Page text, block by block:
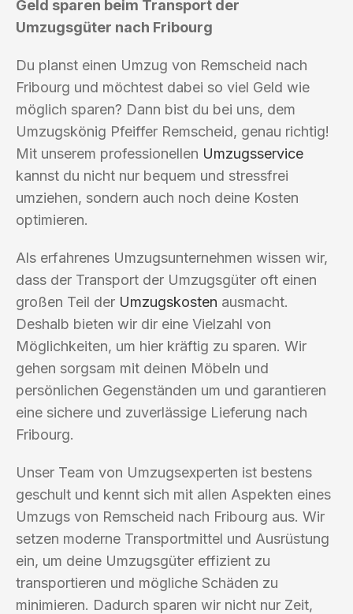
Geld sparen beim Transport der
Umzugsgüter nach Fribourg
Du planst einen Umzug von Remscheid nach
Fribourg und möchtest dabei so viel Geld wie
möglich sparen? Dann bist du bei uns, dem
Umzugskönig Pfeiffer Remscheid, genau richtig!
Mit unserem professionellen Umzugsservice
kannst du nicht nur bequem und stressfrei
umziehen, sondern auch noch deine Kosten
optimieren.
Als erfahrenes Umzugsunternehmen wissen wir,
dass der Transport der Umzugsgüter oft einen
großen Teil der Umzugskosten ausmacht.
Deshalb bieten wir dir eine Vielzahl von
Möglichkeiten, um hier kräftig zu sparen. Wir
gehen sorgsam mit deinen Möbeln und
persönlichen Gegenständen um und garantieren
eine sichere und zuverlässige Lieferung nach
Fribourg.
Unser Team von Umzugsexperten ist bestens
geschult und kennt sich mit allen Aspekten eines
Umzugs von Remscheid nach Fribourg aus. Wir
setzen moderne Transportmittel und Ausrüstung
ein, um deine Umzugsgüter effizient zu
transportieren und mögliche Schäden zu
minimieren. Dadurch sparen wir nicht nur Zeit,